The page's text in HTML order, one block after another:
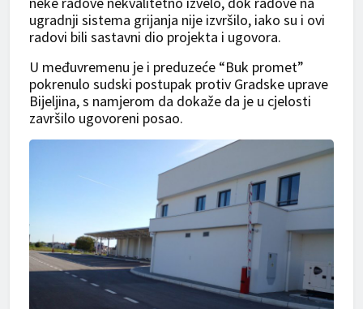
ugradnji sistema grijanja nije izvršilo, iako su i ovi
radovi bili sastavni dio projekta i ugovora.
U međuvremenu je i preduzeće “Buk promet”
pokrenulo sudski postupak protiv Gradske uprave
Bijeljina, s namjerom da dokaže da je u cjelosti
završilo ugovoreni posao.